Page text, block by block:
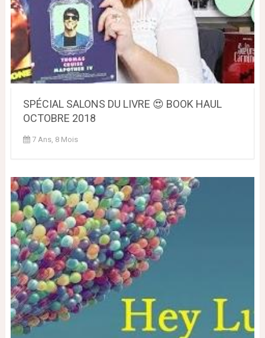
SPÉCIAL SALONS DU LIVRE 😍 BOOK HAUL
OCTOBRE 2018
7 Ans, 8 Mois